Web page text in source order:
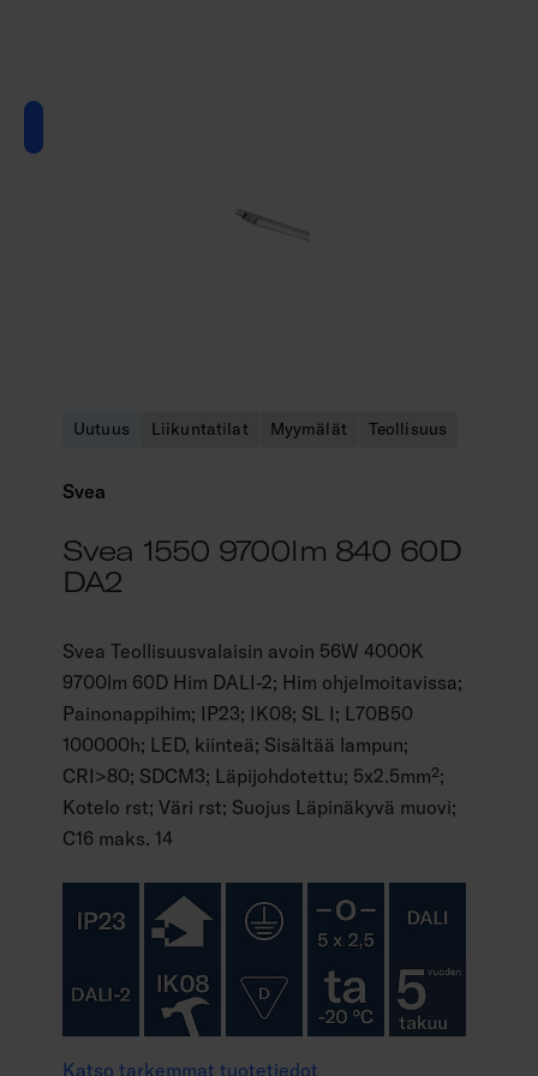
Uutuus Liikuntatilat Myymälät Teollisuus
Svea
Svea 1550 9700lm 840 60D
DA2
Svea Teollisuusvalaisin avoin 56W 4000K
9700lm 60D Him DALI-2; Him ohjelmoitavissa;
Painonappihim; IP23; IK08; SL I; L70B50
100000h; LED, kiinteä; Sisältää lampun;
CRI>80; SDCM3; Läpijohdotettu; 5x2.5mm²;
Kotelo rst; Väri rst; Suojus Läpinäkyvä muovi;
C16 maks. 14
Katso tarkemmat tuotetiedot